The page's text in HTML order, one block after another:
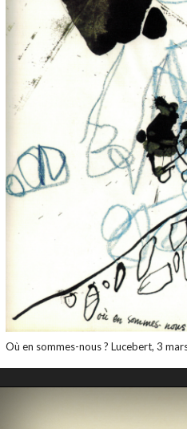
Où en sommes-nous ? Lucebert, 3